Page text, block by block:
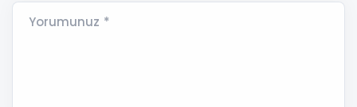
Yorumunuz *